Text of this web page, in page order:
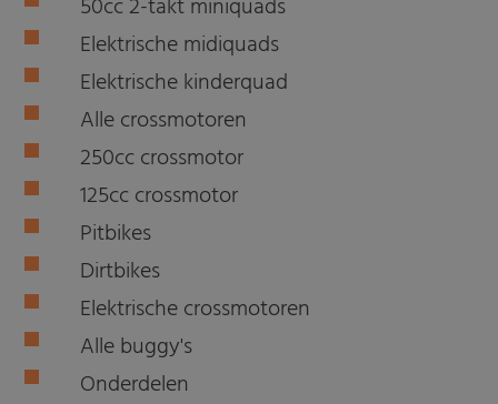
50cc 2-takt miniquads
Elektrische midiquads
Elektrische kinderquad
Alle crossmotoren
250cc crossmotor
125cc crossmotor
Pitbikes
Dirtbikes
Elektrische crossmotoren
Alle buggy's
Onderdelen